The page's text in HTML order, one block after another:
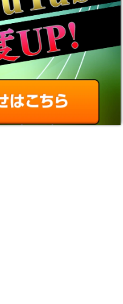
すすめの最強武
ール導入方法と使
リフ
ンロード｜アプデ